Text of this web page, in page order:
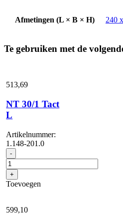
Afmetingen (L × B × H) 240
Te gebruiken met de
513,69
NT 30/1 Tact
L
Artikelnummer:
1.148-201.0
- NT
30/1
Tact
L
aantal
+
Toevoegen
599,10